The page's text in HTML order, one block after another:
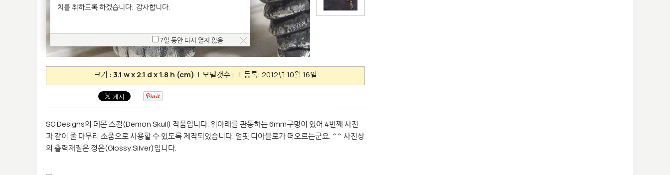
크기 : 3.1 w x 2.1 d x 1.8 h (cm) | 모델갯수 : | 등록: 2012년 10월 16일
SG Designs의 데몬 스컬(Demon Skull) 작품입니다. 위아래를 관통하는 6mm구멍이 있어 4번째 사진
과 같이 줄 마무리 소품으로 사용할 수 있도록 제작되었습니다. 얼핏 디아블로가 떠오르는군요. ^^ 사진상
의 출력재질은 정은(Glossy Silver)입니다.
치를 취하도록 하겠습니다. 감사합니다.
7일 동안 다시 열지 않음